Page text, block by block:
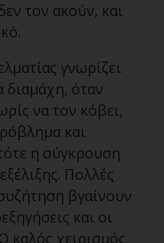
τον ακούν, και
γνωρίζει
διαμάχη, όταν
να τον κόβει,
και
η σύγκρουση
Πολλές
βγαίνουν
και οι
καλός χειρισμός